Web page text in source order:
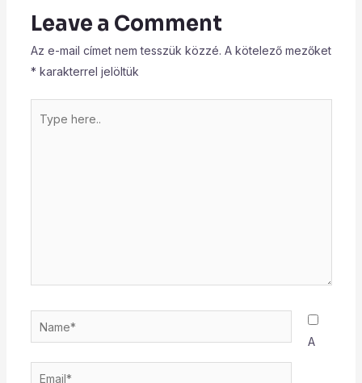
Leave a Comment
Az e-mail címet nem tesszük közzé. A kötelező mezőket
* karakterrel jelöltük
here..
Name*
Email*
A